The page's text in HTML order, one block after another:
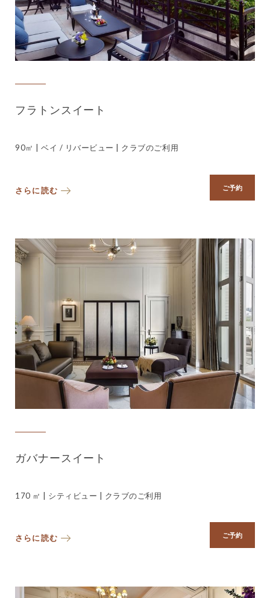
フラトンスイート
90㎡ | ベイ / リバービュー | クラブのご利用
さらに読む ご予約
ガバナースイート
170 ㎡ | シティビュー | クラブのご利用
さらに読む ご予約